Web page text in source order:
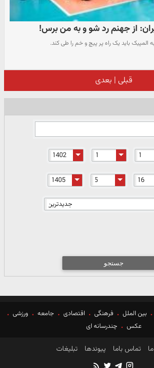
از جهنم رد شو و به من برس!
المپیک باید یک راه پر پیچ و خم را طی کند.
قبلی | بعدی
جستجو
بین الملل فرهنگی اقتصادی جامعه
ورزشی
عکس
چندرسانه ای
تماس باما پیوندها تبلیغات